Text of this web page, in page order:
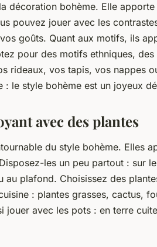
décoration bohème. Elle
pouvez jouer avec les
goûts. Quant aux motifs, ils
pour des motifs ethniques,
rideaux, vos tapis, vos nappes
: le style bohème est un joyeux
avec des plantes
du style bohème. Elles
les un peu partout : sur
au plafond. Choisissez des
: plantes grasses, cactus,
jouer avec les pots : en terre